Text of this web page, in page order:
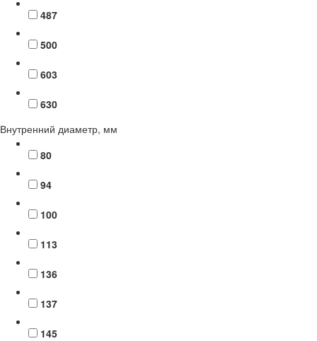
487
500
603
630
Внутренний диаметр, мм
80
94
100
113
136
137
145